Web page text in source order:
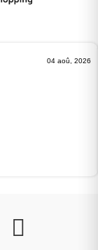
04 aoû, 2026